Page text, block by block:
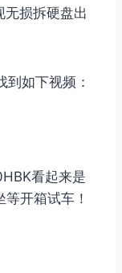
损拆硬盘出
如下视频：
看起来是
开箱试车！